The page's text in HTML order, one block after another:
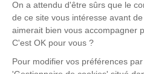
KARAISKAKIS.
Un service de plantation
disponible ici.